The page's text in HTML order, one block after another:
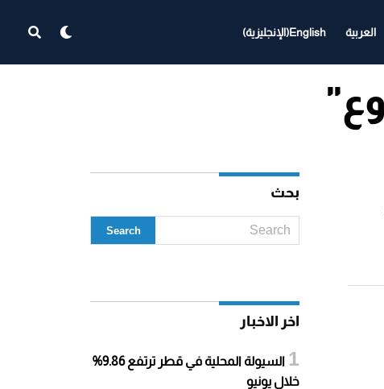
العربية English
(الإنجليزية)
بحث
اخر الاخبار
السيولة المحلية في قطر ترتفع 9.86%
خلال يونيو